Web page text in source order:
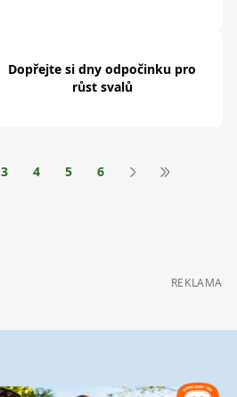
Dopřejte si dny odpočinku pro
růst svalů
3 4 5 6
REKLAMA